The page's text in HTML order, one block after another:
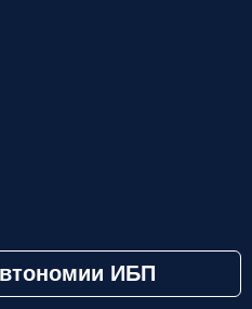
ИБП